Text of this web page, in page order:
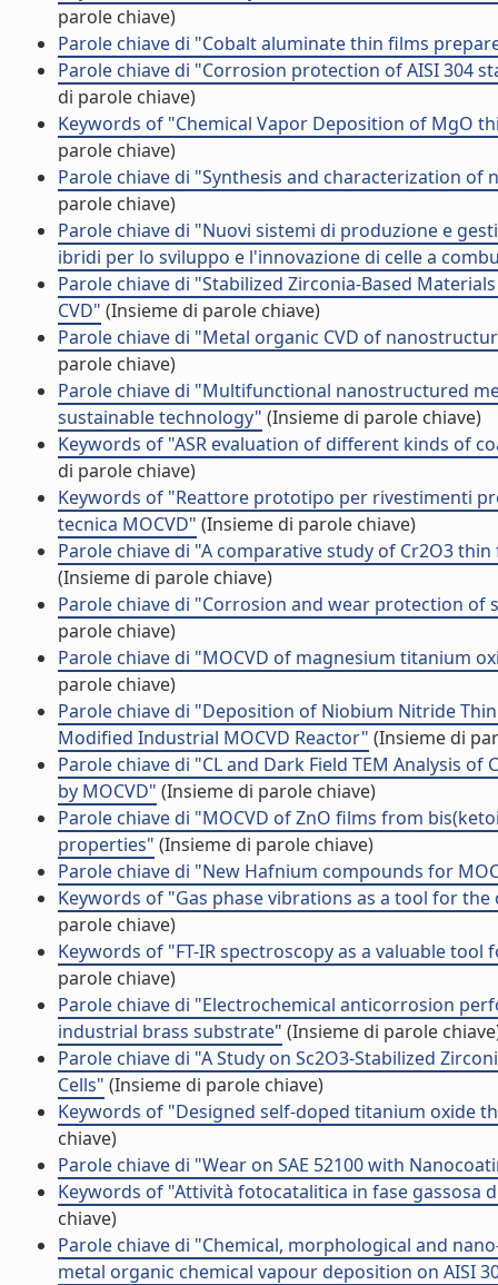
parole chiave)
Parole chiave di "Cobalt aluminate thin films
Parole chiave di "Corrosion protection of AISI 304
di parole chiave)
Keywords of "Chemical Vapor Deposition of MgO
parole chiave)
Parole chiave di "Synthesis and characterization of
parole chiave)
Parole chiave di "Nuovi sistemi di produzione e
ibridi per lo sviluppo e l'innovazione di celle a
Parole chiave di "Stabilized Zirconia-Based
CVD" (Insieme di parole chiave)
Parole chiave di "Metal organic CVD of
parole chiave)
Parole chiave di "Multifunctional nanostructured
sustainable technology" (Insieme di parole chiave)
Keywords of "ASR evaluation of different kinds of
di parole chiave)
Keywords of "Reattore prototipo per rivestimenti
tecnica MOCVD" (Insieme di parole chiave)
Parole chiave di "A comparative study of Cr2O3
(Insieme di parole chiave)
Parole chiave di "Corrosion and wear protection of
parole chiave)
Parole chiave di "MOCVD of magnesium titanium
parole chiave)
Parole chiave di "Deposition of Niobium Nitride
Modified Industrial MOCVD Reactor" (Insieme di
Parole chiave di "CL and Dark Field TEM Analysis
by MOCVD" (Insieme di parole chiave)
Parole chiave di "MOCVD of ZnO films from
properties" (Insieme di parole chiave)
Parole chiave di "New Hafnium compounds for
Keywords of "Gas phase vibrations as a tool for
parole chiave)
Keywords of "FT-IR spectroscopy as a valuable
parole chiave)
Parole chiave di "Electrochemical anticorrosion
industrial brass substrate" (Insieme di parole
Parole chiave di "A Study on Sc2O3-Stabilized
Cells" (Insieme di parole chiave)
Keywords of "Designed self-doped titanium oxide
chiave)
Parole chiave di "Wear on SAE 52100 with
Keywords of "Attività fotocatalitica in fase
chiave)
Parole chiave di "Chemical, morphological and
metal organic chemical vapour deposition on AISI